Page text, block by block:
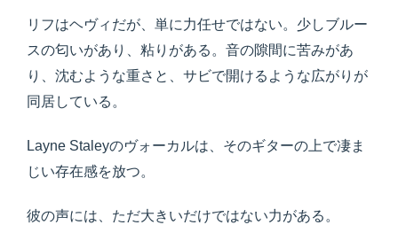
リフはヘヴィだが、単に力任せではない。少しブルー
スの匂いがあり、粘りがある。音の隙間に苦みがあ
り、沈むような重さと、サビで開けるような広がりが
同居している。
Layne Staleyのヴォーカルは、そのギターの上で凄ま
じい存在感を放つ。
彼の声には、ただ大きいだけではない力がある。